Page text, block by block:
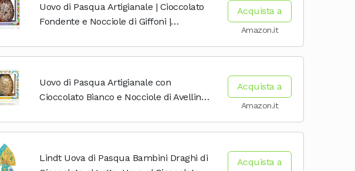
Uovo di Pasqua Artigianale | Cioccolato
Fondente e Nocciole di Giffoni |
Acquista a
Amazon.it
Uovo di Pasqua Artigianale con
Cioccolato Bianco e Nocciole di Avellino |
Acquista a
Amazon.it
Lindt Uova di Pasqua Bambini Draghi di
Acquista a